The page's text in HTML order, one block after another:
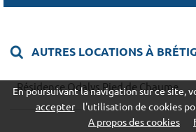
AUTRES LOCATIONS À
Résidence Odalys Pied de Chaume
En poursuivant la navigation sur ce site,
accepter
l'utilisation de cookies
A propos des cookies